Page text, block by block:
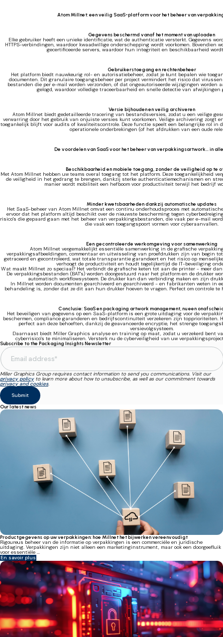
Atom Millnet: een veilig SaaS-platform voor het beheer van
Gegevens beschermd vanaf het moment van uploaden
Elke gebruiker heeft een unieke identificatie, wat de authenticatie versterkt. Gegevens
HTTPS-verbindingen, waardoor kwaadwillige onderschepping wordt voorkomen. Bovendien
gecertificeerde servers, waardoor hun integriteit en beschikbaarheid
Gebruikerstoegang en rechtenbeheer
Het platform biedt nauwkeurig rol- en autorisatiebeheer, zodat je kunt bepalen wie
documenten. Dit granulaire toegangsbeheer per project vermindert het risico dat
bestanden die per e-mail worden verzonden, of dat ongeautoriseerde wijzigingen worden
gelogd, waardoor volledige traceerbaarheid en snelle detectie van afwijkingen
Versie bijhouden en veilig archiveren
Atom Millnet biedt gedetailleerde tracering van bestandsversies, zodat u een veilige
verwarring door het gebruik van onjuiste versies kunt voorkomen. Veilige archivering zorgt
toegankelijk blijft voor audits of kwaliteitscontrole. Deze functie speelt een belangrijke rol in
operationele onderbrekingen (of het afdrukken van een oude
De voordelen van SaaS voor het beheer van verpakkingsartwork... in
Beschikbaarheid en mobiele toegang, zonder de veiligheid op te
Met Atom Millnet hebben uw teams overal toegang tot het platform. Deze toegankelijkheid
de veiligheid in het gedrang te brengen, dankzij sterke authenticatiemechanismen en
manier wordt mobiliteit een hefboom voor productiviteit terwijl het bedrijf
Minder kwetsbaarheden dankzij automatische updates
Het SaaS-beheer van Atom Millnet omvat een continu onderhoudsproces met
ervoor dat het platform altijd beschikt over de nieuwste bescherming tegen
risico's die gepaard gaan met het beheer van verpakkingsbestanden, die vaak per e-mail
die vaak een toegangspoort vormen voor cyberaanvallen.
Een gecontroleerde werkomgeving voor samenwerking
Atom Millnet vergemakkelijkt essentiële samenwerking in de grafische
verpakkingsafbeeldingen, commentaar en uitwisseling van proefdrukken zijn van begin
getraceerd en gecontroleerd, wat totale transparantie garandeert en het risico op
verhoogt de productiviteit en houdt tegelijkertijd de IT-beveiliging
Wat maakt Millnet zo speciaal? Het verbindt de grafische keten tot aan de printer - meer
De verpakkingsbestanden (BAT's) worden doorgestuurd naar het platform en de drukker
automatisch workflowsysteem. De drukker kan dan verbinding maken en zijn
In Millnet worden documenten gearchiveerd en gearchiveerd - en fabrikanten weten in
behandeling is, zonder dat ze dit aan hun drukker hoeven te vragen. Perfect om controle te
Conclusie: SaaS en packaging artwork management, nu een
Het beveiligen van gegevens op een SaaS-platform is een grote uitdaging voor de
beschermen, compliance garanderen en bedrijfscontinuïteit verzekeren zijn topprioriteiten.
perfect aan deze behoeften, dankzij de geavanceerde encryptie, het strenge
versievolgsysteem.
Daarnaast biedt Miller Graphics analyse en training op maat, zodat u verzekerd bent
cyberrisico's te minimaliseren. Versterk nu de cyberveiligheid van uw
Subscribe to the Packaging Insights Newsletter
Miller Graphics Group requires contact information to send you communications. Visit our
privacy policyto learn more about how to unsubscribe, as well as our commitment towards
privacy and cookies.
Our latest news
Productgegevens op uw verpakkingen: hoe Millnet het bijwerken vereenvoudigt
Rigoureus beheer van de informatie op verpakkingen is een commerciële en juridische
uitdaging. Verpakkingen zijn niet alleen een marketinginstrument, maar ook een doorgeefluik
voor essentiële ...
En savoir plus